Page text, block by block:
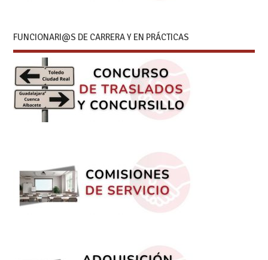
FUNCIONARI@S DE CARRERA Y EN PRÁCTICAS